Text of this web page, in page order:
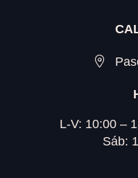
L-V: 10:00 –
Sáb: